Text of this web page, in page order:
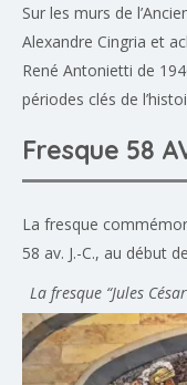
Sur les murs de
Alexandre Cingria et
René Antonietti de
périodes clés de
Fresque 58
La fresque
58 av. J.-C., au début
La fresque “Jules